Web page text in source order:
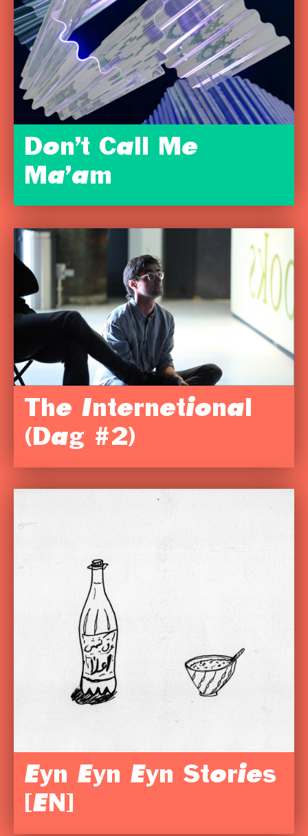
Don’t Call Me
Ma’am
The Internetional
(Dag #2)
Eyn Eyn Eyn Stories
[EN]